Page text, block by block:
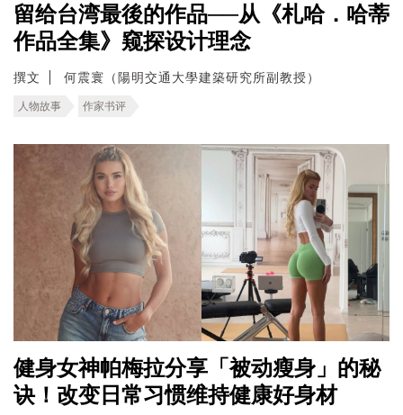
留给台湾最後的作品──从《札哈．哈蒂
作品全集》窥探设计理念
撰文 何震寰（陽明交通大學建築研究所副教授）
人物故事 作家书评
健身女神帕梅拉分享「被动瘦身」的秘
诀！改变日常习惯维持健康好身材